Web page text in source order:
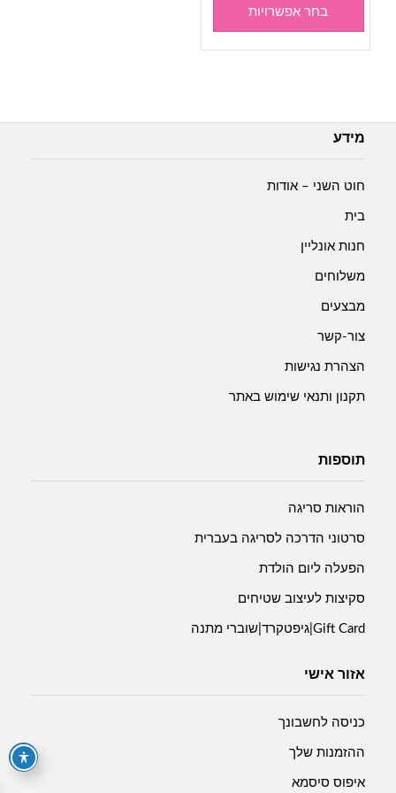
היה:
בחר אפשרויות
מידע
חוט השני – אודות
בית
חנות אונליין
משלוחים
מבצעים
צור-קשר
הצהרת נגישות
תקנון ותנאי שימוש באתר
תוספות
הוראות סריגה
סרטוני הדרכה לסריגה בעברית
הפעלה ליום הולדת
סקיצות לעיצוב שטיחים
Gift Card|גיפטקרד|שוברי מתנה
אזור אישי
כניסה לחשבונך
ההזמנות שלך
איפוס סיסמא